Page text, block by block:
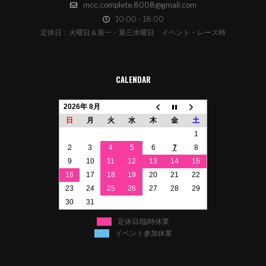
mcc.complete.8008@gmail.com
10:00 - 18:00
定休日：火曜日＆第一・第三水曜日 イベント・レース時
CALENDAR
2026年 8月
日
月 火 水 木 金
土
1
2
3 4 5 6 7
8
9
10 11 12 13 14
15
16
17 18 19 20 21
22
23
24 25 26 27 28
29
30
31
定休日/臨時休業
イベント参加休業